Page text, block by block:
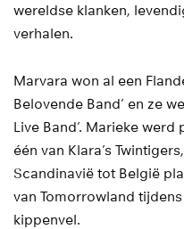
wereldse klanken,
verhalen.
Marvara won al een
Belovende Band’ en ze
Live Band’. Marieke
één van Klara’s
Scandinavië tot België
van Tomorrowland
kippenvel.